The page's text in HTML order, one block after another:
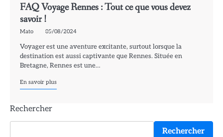
FAQ Voyage Rennes : Tout ce que vous devez
savoir !
Mato 05/08/2024
Voyager est une aventure excitante, surtout lorsque la
destination est aussi captivante que Rennes. Située en
Bretagne, Rennes est une…
En savoir plus
Rechercher
Rechercher